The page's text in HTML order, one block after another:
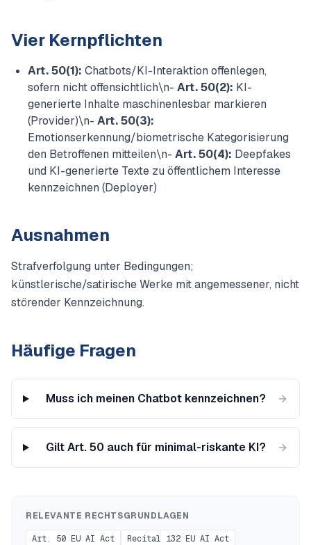
Vier Kernpflichten
Art. 50(1): Chatbots/KI-Interaktion offenlegen,
sofern nicht offensichtlich\n- Art. 50(2): KI-
generierte Inhalte maschinenlesbar markieren
(Provider)\n- Art. 50(3):
Emotionserkennung/biometrische Kategorisierung
den Betroffenen mitteilen\n- Art. 50(4): Deepfakes
und KI-generierte Texte zu öffentlichem Interesse
kennzeichnen (Deployer)
Ausnahmen
Strafverfolgung unter Bedingungen;
künstlerische/satirische Werke mit angemessener, nicht
störender Kennzeichnung.
Häufige Fragen
Muss ich meinen Chatbot kennzeichnen?
Gilt Art. 50 auch für minimal-riskante KI?
RELEVANTE RECHTSGRUNDLAGEN
Art. 50 EU AI Act Recital 132 EU AI Act